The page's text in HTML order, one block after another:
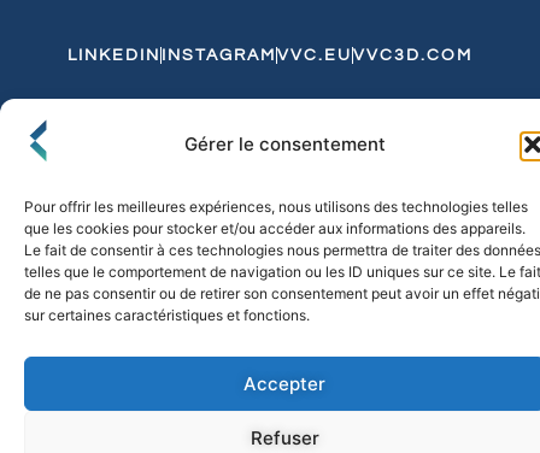
Gérer le consentement
Pour offrir les meilleures expériences, nous utilisons des technologies telles
que les cookies pour stocker et/ou accéder aux informations des appareils.
Le fait de consentir à ces technologies nous permettra de traiter des données
telles que le comportement de navigation ou les ID uniques sur ce site. Le fait
de ne pas consentir ou de retirer son consentement peut avoir un effet
sur certaines caractéristiques et fonctions.
Accepter
Refuser
LINKEDIN INSTAGRAM VVC.EU VVC3D.COM
Politique de Confidentialité et de CookiesExpédition et Livraison
© 2026 FLO & CO. All Rights Reserved